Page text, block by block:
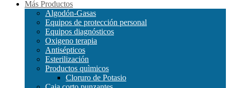
Más Productos
Algodón-Gasas
Equipos de protección personal
Equipos diagnósticos
Oxigeno terapia
Antisépticos
Esterilización
Productos quìmicos
Cloruro de Potasio